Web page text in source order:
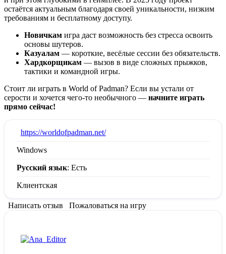
остаётся актуальным благодаря своей уникальности, низким
требованиям и бесплатному доступу.
Новичкам игра даст возможность без стресса освоить
основы шутеров.
Казуалам — короткие, весёлые сессии без обязательств.
Хардкорщикам — вызов в виде сложных прыжков,
тактики и командной игры.
Стоит ли играть в World of Padman? Если вы устали от
серости и хочется чего-то необычного — начните играть
прямо сейчас!
https://worldofpadman.net/
Windows
Русский язык: Есть
Клиентская
Написать отзыв Пожаловаться на игру